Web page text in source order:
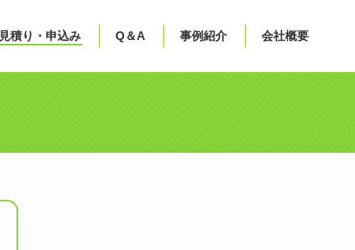
見積り・申込み Q＆A 事例紹介 会社概要